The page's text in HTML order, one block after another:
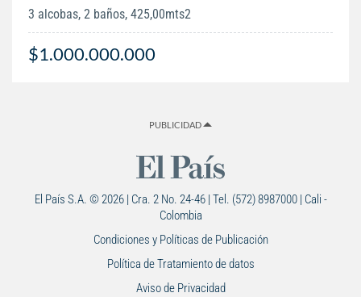
3 alcobas, 2 baños, 425,00mts2
$1.000.000.000
PUBLICIDAD
El País S.A. © 2026 | Cra. 2 No. 24-46 | Tel. (572) 8987000 | Cali -
Colombia
Condiciones y Políticas de Publicación
Política de Tratamiento de datos
Aviso de Privacidad